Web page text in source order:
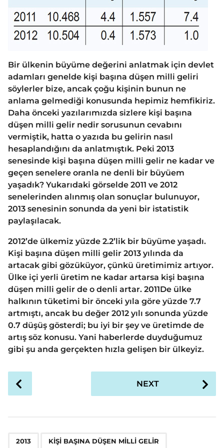
Bir ülkenin büyüme değerini anlatmak için devlet
adamları genelde kişi başına düşen milli geliri
söylerler bize, ancak çoğu kişinin bunun ne
anlama gelmediği konusunda hepimiz hemfikiriz.
Daha önceki yazılarımızda sizlere kişi başına
düşen milli gelir nedir sorusunun cevabını
vermiştik, hatta o yazıda bu gelirin nasıl
hesaplandığını da anlatmıştık. Peki 2013
senesinde kişi başına düşen milli gelir ne kadar ve
geçen senelere oranla ne denli bir büyüem
yaşadık? Yukarıdaki görselde 2011 ve 2012
senelerinden alınmış olan sonuçlar bulunuyor,
2013 senesinin sonunda da yeni bir istatistik
paylaşılacak.
2012’de ülkemiz yüzde 2.2’lik bir büyüme yaşadı.
Kişi başına düşen milli gelir 2013 yılında da
artacak gibi gözüküyor, çünkü üretimimiz artıyor.
Ülke içi yerli üretim ne kadar artarsa kişi başına
düşen milli gelir de o denli artar. 2011De ülke
halkının tüketimi bir önceki yıla göre yüzde 7.7
artmıştı, ancak bu değer 2012 yılı sonunda yüzde
0.7 düşüş gösterdi; bu iyi bir şey ve üretimde de
artış söz konusu. Yani haberlerde duyduğumuz
gibi şu anda gerçekten hızla gelişen bir ülkeyiz.
o
NEXT
2013 KIŞI BAŞINA DÜŞEN MILLI GELIR